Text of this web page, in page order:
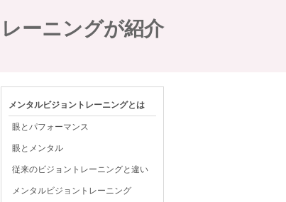
ーニングが紹介
メンタルビジョントレーニングとは
眼とパフォーマンス
眼とメンタル
従来のビジョントレーニングと違い
メンタルビジョントレーニング